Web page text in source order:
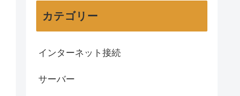
カテゴリー
インターネット接続
サーバー